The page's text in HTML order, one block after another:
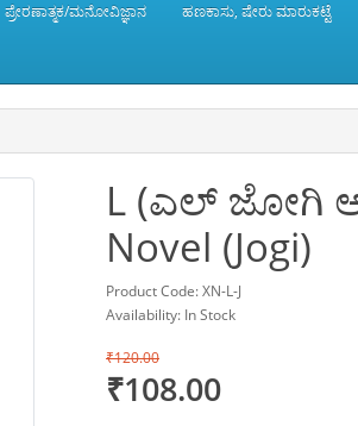
ಪ್ರೇರಣಾತ್ಮಕ/ಮನೋವಿಜ್ಞಾನ ಹಣಕಾಸು, ಷೇರು ಮಾರುಕಟ್ಟೆ
L (ಎಲ್ ಜೋಗಿ
Novel (Jogi)
Product Code: XN-L-J
Availability: In Stock
₹120.00
₹108.00